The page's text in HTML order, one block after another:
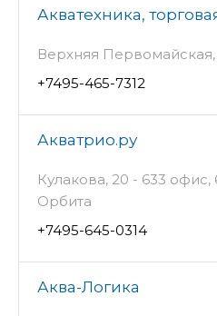
Акватехника,
Верхняя
+7495-465-7312
Акватрио.ру
Кулакова, 20 - 633
Орбита
+7495-645-0314
Аква-Логика